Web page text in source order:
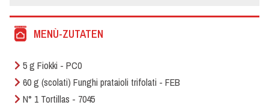
MENÙ-ZUTATEN
5 g Fiokki - PC0
60 g (scolati) Funghi prataioli trifolati - FEB
N° 1 Tortillas - 7045